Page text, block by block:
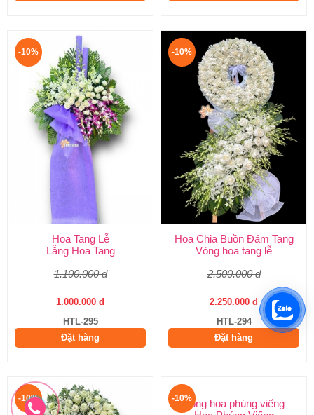
-10%
Hoa Tang Lễ
Lẵng Hoa Tang
1.100.000 đ
1.000.000 đ
HTL-295
Đặt hàng
-10%
Hoa Chia Buồn Đám Tang
Vòng hoa tang lễ
2.500.000 đ
2.250.000 đ
HTL-294
Đặt hàng
-10% -10%